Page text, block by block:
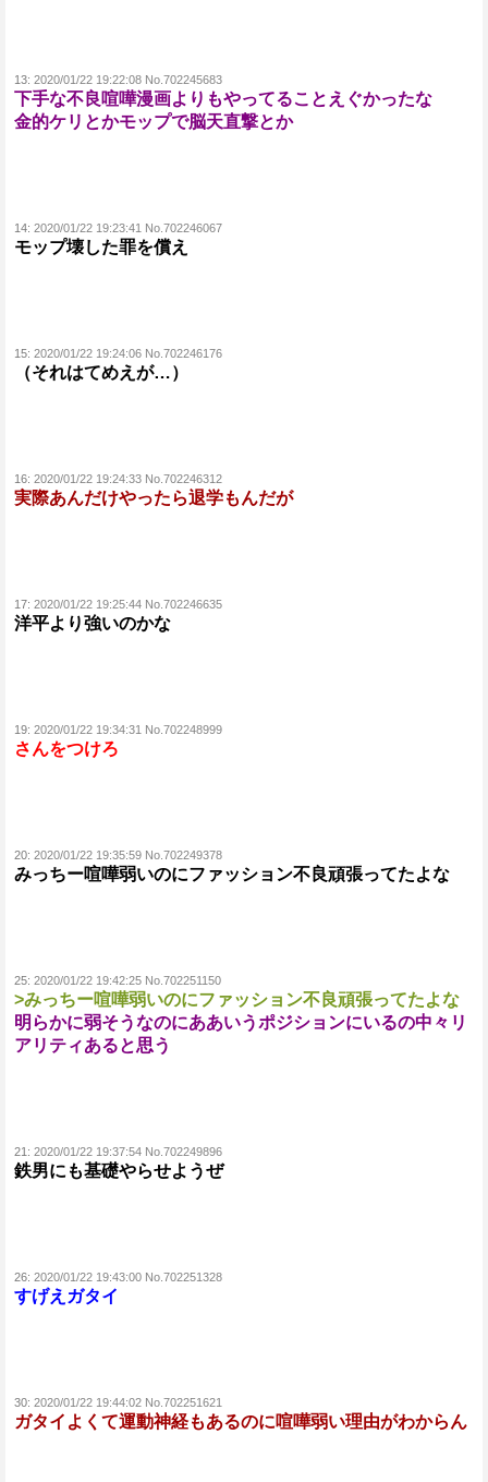
13: 2020/01/22 19:22:08 No.702245683
下手な不良喧嘩漫画よりもやってることえぐかったな
金的ケリとかモップで脳天直撃とか
14: 2020/01/22 19:23:41 No.702246067
モップ壊した罪を償え
15: 2020/01/22 19:24:06 No.702246176
（それはてめえが…）
16: 2020/01/22 19:24:33 No.702246312
実際あんだけやったら退学もんだが
17: 2020/01/22 19:25:44 No.702246635
洋平より強いのかな
19: 2020/01/22 19:34:31 No.702248999
さんをつけろ
20: 2020/01/22 19:35:59 No.702249378
みっちー喧嘩弱いのにファッション不良頑張ってたよな
25: 2020/01/22 19:42:25 No.702251150
>みっちー喧嘩弱いのにファッション不良頑張ってたよな
明らかに弱そうなのにああいうポジションにいるの中々リ
アリティあると思う
21: 2020/01/22 19:37:54 No.702249896
鉄男にも基礎やらせようぜ
26: 2020/01/22 19:43:00 No.702251328
すげえガタイ
30: 2020/01/22 19:44:02 No.702251621
ガタイよくて運動神経もあるのに喧嘩弱い理由がわからん